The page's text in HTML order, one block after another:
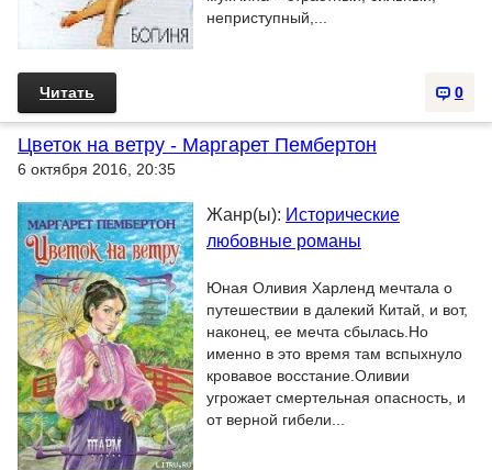
неприступный,...
0
Читать
Цветок на ветру - Маргарет Пембертон
6 октября 2016, 20:35
Жанр(ы): Исторические
любовные романы
Юная Оливия Харленд мечтала о
путешествии в далекий Китай, и вот,
наконец, ее мечта сбылась.Но
именно в это время там вспыхнуло
кровавое восстание.Оливии
угрожает смертельная опасность, и
от верной гибели...